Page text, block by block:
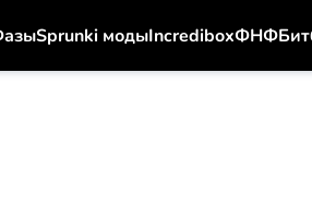
Sprunki модыIncrediboxФНФ